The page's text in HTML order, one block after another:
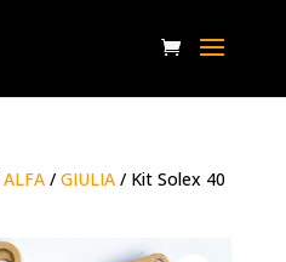
ALFA/ GIULIA/ Kit Solex 40